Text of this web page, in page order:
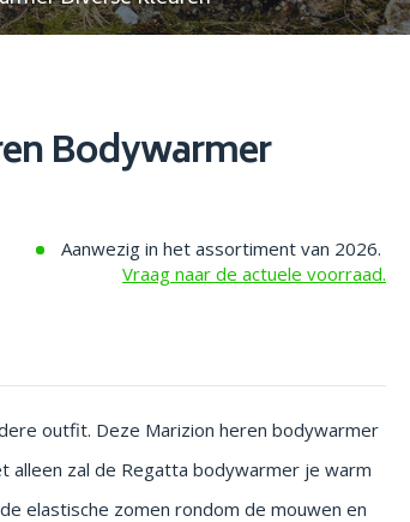
Bodywarmer
Aanwezig in het assortiment van 2026.
Vraag naar de actuele voorraad.
outfit. Deze Marizion heren bodywarmer
alleen zal de Regatta bodywarmer je warm
elastische zomen rondom de mouwen en